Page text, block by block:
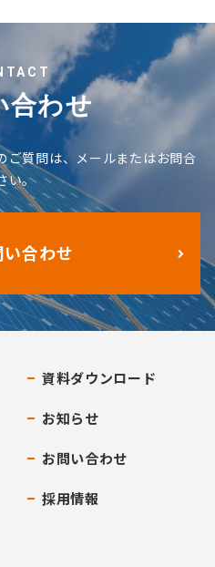
合わせ
ご質問は、メールまたはお問合
い。
合わせ
資料ダウンロード
お知らせ
お問い合わせ
採用情報